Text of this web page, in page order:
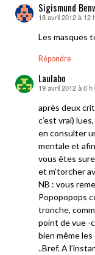
Sigismund
dit :
18 avril 2012 à 12
Les masques
Répondre
Laulabo
dit :
19 avril 2012 à 0 h
après deux
c’est vrai)
en consulter
mentale et
vous êtes
et m’torcher
NB : vous
Popopopops
tronche,
point de vue -
bien même
..Bref. A